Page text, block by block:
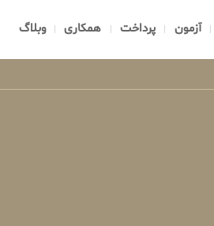
آزمون پرداخت همکاری وبلاگ